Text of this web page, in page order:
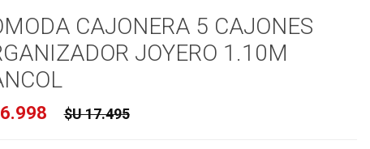
CAJONERA 5 CAJONES
JOYERO 1.10M
$U 17.495